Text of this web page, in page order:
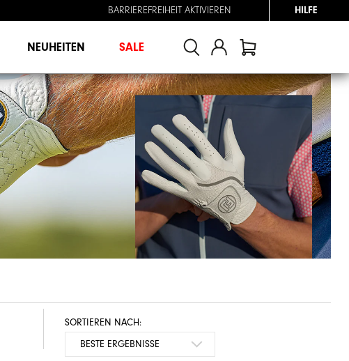
BARRIEREFREIHEIT AKTIVIEREN HILFE
NEUHEITEN SALE
SORTIEREN NACH: